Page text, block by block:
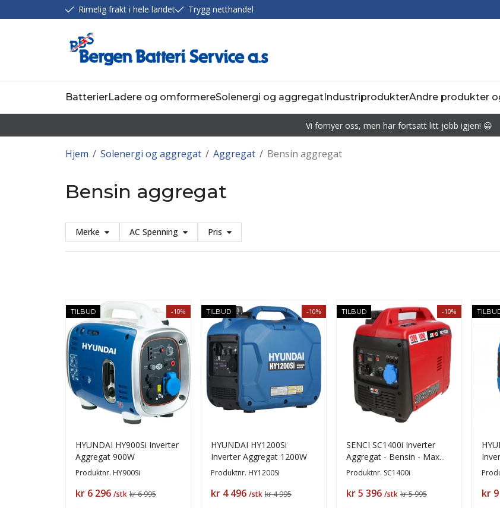
Rimelig frakt i hele landet Trygg netthandel
BatterierLadere og omformereSolenergi og aggregatIndustriprodukterAndre produkter
Vi fornyer oss, men har fortsatt litt jobb igjen! 😀
/
Hjem /
Solenergi og aggregat /
Aggregat Bensin aggregat
Bensin aggregat
Merke AC Spenning Pris
TILBUD -10%
HYUNDAI HY900Si Inverter
Aggregat 900W
Produktnr. HY900Si
Pris
kr 6 296 /stk kr 6 995
TILBUD -10%
HYUNDAI HY1200Si
Inverter Aggregat 1200W
Produktnr. HY1200Si
Pris
kr 4 496 /stk kr 4 995
TILBUD -10%
SENCI SC1400i Inverter
Aggregat - Bensin - Max
1200W
Produktnr. SC1400i
Pris
kr 5 396 /stk kr 5 995
Pris
kr